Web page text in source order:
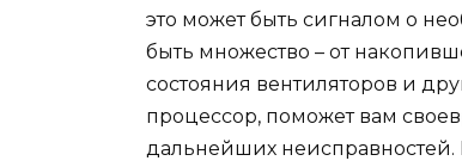
это может быть сигналом о
быть множество – от
состояния вентиляторов и
процессор, поможет вам
дальнейших неисправностей.